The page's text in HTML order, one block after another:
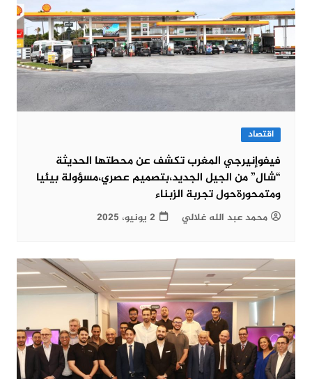
اقتصاد
فيفوإنيرجي المغرب تكشف عن محطتها الحديثة
“شال” من الجيل الجديد،بتصميم عصري،مسؤولة بيئيا
ومتمحورةحول تجربة الزبناء
محمد عبد الله غلالي 2 يونيو، 2025